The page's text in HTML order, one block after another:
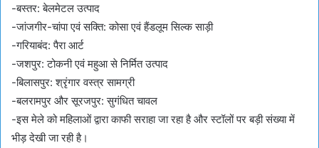
-बस्तर: बेलमेटल उत्पाद
-जांजगीर-चांपा एवं सक्ति: कोसा एवं हैंडलूम सिल्क साड़ी
-गरियाबंद: पैरा आर्ट
-जशपुर: टोकनी एवं महुआ से निर्मित उत्पाद
-बिलासपुर: श्रृंगार वस्त्र सामग्री
-बलरामपुर और सूरजपुर: सुगंधित चावल
-इस मेले को महिलाओं द्वारा काफी सराहा जा रहा है और स्टॉलों पर बड़ी संख्या में
भीड़ देखी जा रही है।